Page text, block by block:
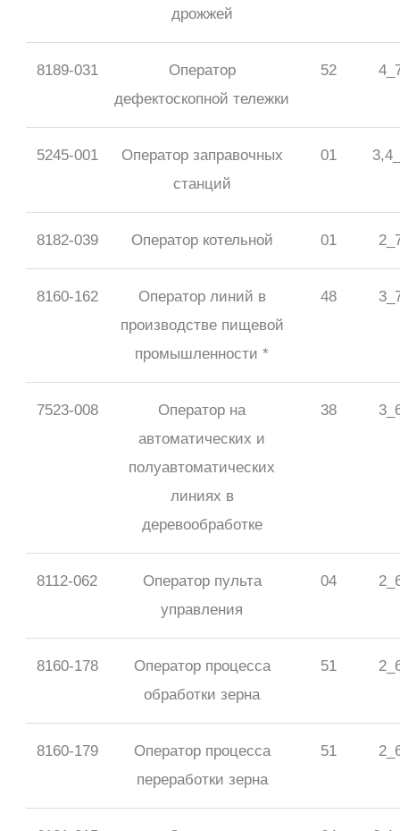
дрожжей
8189-031
Оператор
дефектоскопной тележки
52
5245-001
Оператор заправочных
станций
01
8182-039 Оператор котельной 01
8160-162
Оператор линий в
производстве пищевой
промышленности *
48
7523-008
Оператор на
автоматических и
полуавтоматических
линиях в
деревообработке
38
8112-062
Оператор пульта
управления
04
8160-178
Оператор процесса
обработки зерна
51
8160-179
Оператор процесса
переработки зерна
51